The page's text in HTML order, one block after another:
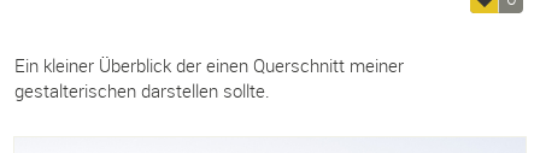
Ein kleiner Überblick der einen Querschnitt meiner
gestalterischen darstellen sollte.